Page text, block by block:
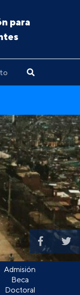
para
Admisión
Beca
Doctoral